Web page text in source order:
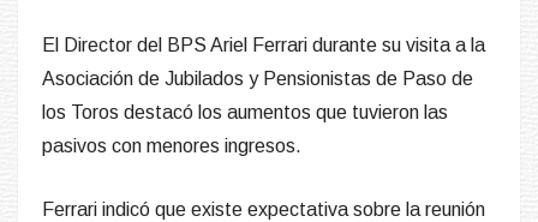
El Director del BPS Ariel Ferrari durante su visita a la
Asociación de Jubilados y Pensionistas de Paso de
los Toros destacó los aumentos que tuvieron las
pasivos con menores ingresos.
Ferrari indicó que existe expectativa sobre la reunión